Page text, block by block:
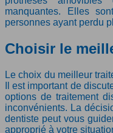
manquantes. Elles
personnes ayant perdu
Choisir le
Le choix du meilleur
Il est important de
options de traitement
inconvénients. La
dentiste peut vous
approprié à votre